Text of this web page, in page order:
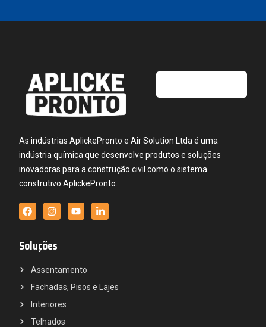
As indústrias AplickePronto e Air Solution Ltda é uma
indústria química que desenvolve produtos e soluções
inovadoras para a construção civil como o sistema
construtivo AplickePronto.
Soluções
Assentamento
Fachadas, Pisos e Lajes
Interiores
Telhados